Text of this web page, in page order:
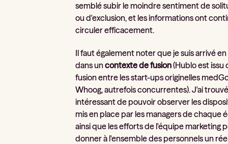
semblé subir le moindre sentiment de
ou d'exclusion, et les informations ont
circuler efficacement.
Il faut également noter que je suis arrivé
dans uncontexte de fusion(Hublo est issu
fusion entre les start-ups originelles
Whoog, autrefois concurrentes). J'ai
intéressant de pouvoir observer les
mis en place par les managers de chaque
ainsi que les efforts de l'équipe marketing
donner à l'ensemble des personnels un